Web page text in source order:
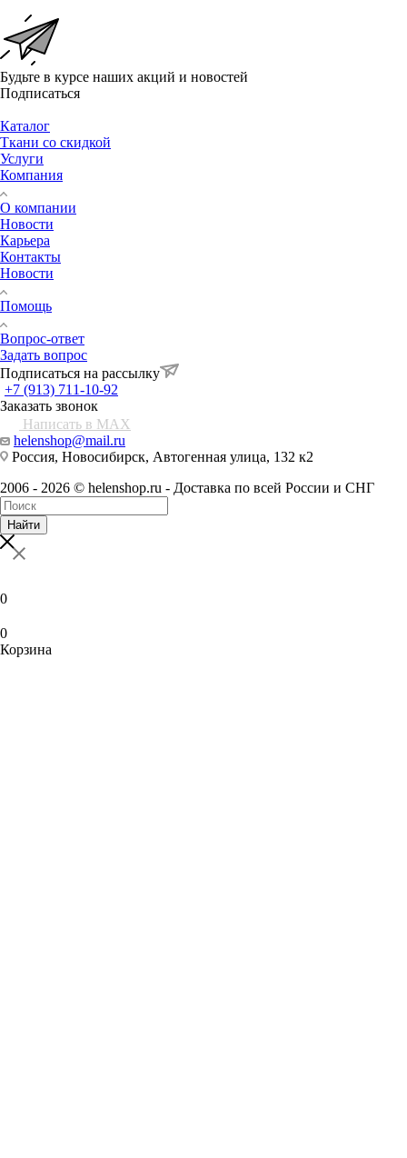
Будьте в курсе наших акций и новостей
Подписаться
Каталог
Ткани со скидкой
Услуги
Компания
О компании
Новости
Карьера
Контакты
Новости
Помощь
Вопрос-ответ
Задать вопрос
Подписаться на рассылку
+7 (913) 711-10-92
Заказать звонок
Написать в MAX
helenshop@mail.ru
Россия, Новосибирск, Автогенная улица, 132 к2
2006 - 2026 © helenshop.ru - Доставка по всей России и СНГ
Найти
0
0
Корзина